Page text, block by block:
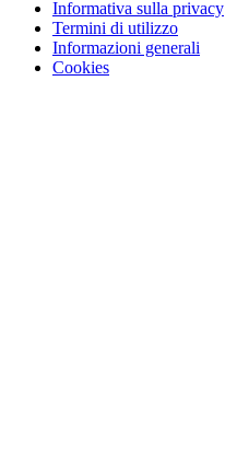
Informativa sulla privacy
Termini di utilizzo
Informazioni generali
Cookies